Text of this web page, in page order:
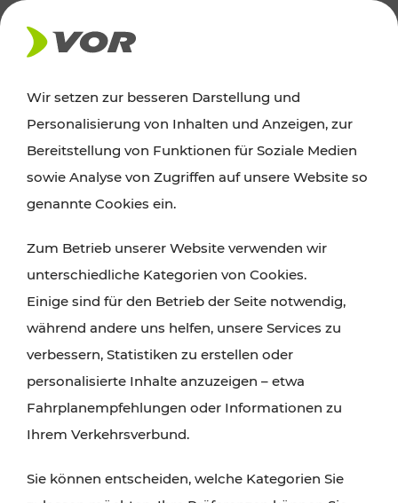
AKTUELLES
News
Alle wichtigen Meldungen zu Fahrplanänderungen,
finden Sie hier im Überblick.
Wir setzen zur besseren Darstellung und
Personalisierung von Inhalten und Anzeigen, zur
Bereitstellung von Funktionen für Soziale Medien
sowie Analyse von Zugriffen auf unsere Website so
genannte Cookies ein.
Zum Betrieb unserer Website verwenden wir
unterschiedliche Kategorien von Cookies.
Einige sind für den Betrieb der Seite notwendig,
während andere uns helfen, unsere Services zu
verbessern, Statistiken zu erstellen oder
personalisierte Inhalte anzuzeigen – etwa
Fahrplanempfehlungen oder Informationen zu
Ihrem Verkehrsverbund.
Sie können entscheiden, welche Kategorien Sie